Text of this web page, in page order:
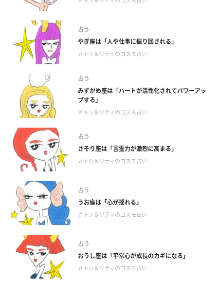
占う
やぎ座は「人や仕事に振り回される」
＃トシ＆リティのコスモ占い
占う
みずがめ座は「ハートが活性化されてパワーアッ
プする」
＃トシ＆リティのコスモ占い
占う
さそり座は「言霊力が激烈に高まる」
＃トシ＆リティのコスモ占い
占う
うお座は「心が揺れる」
＃トシ＆リティのコスモ占い
占う
おうし座は「平常心が成長のカギになる」
＃トシ＆リティのコスモ占い